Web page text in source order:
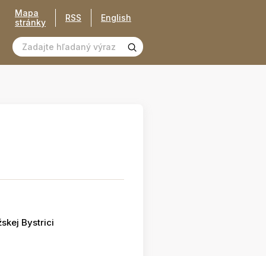
Mapa
stránky
RSS English
Bystrici